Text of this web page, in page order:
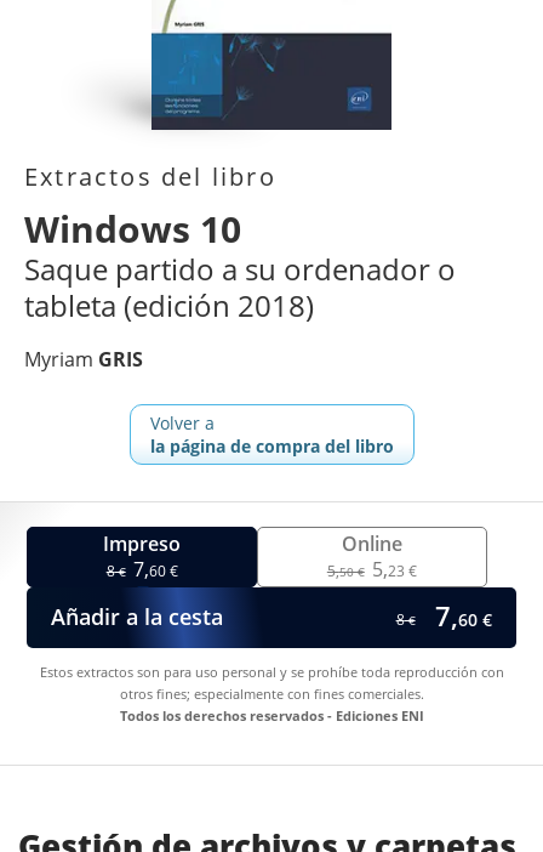
Extractos del libro
Windows 10
Saque partido a su ordenador o
tableta (edición 2018)
Myriam GRIS
Volver a
la página de compra del libro
Impreso
8€ 7,60 €
Online
5,50 € 5,23 €
Añadir a la cesta 8€ 7,60 €
Estos extractos son para uso personal y se prohíbe toda reproducción con
otros fines; especialmente con fines comerciales.
Todos los derechos reservados - Ediciones ENI